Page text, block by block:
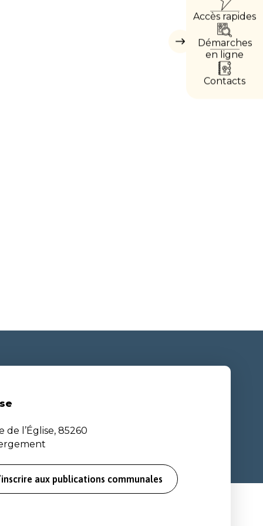
Masquer
Accès rapides
Démarches
en ligne
Contacts
de l’Église, 85260
aux publications communales